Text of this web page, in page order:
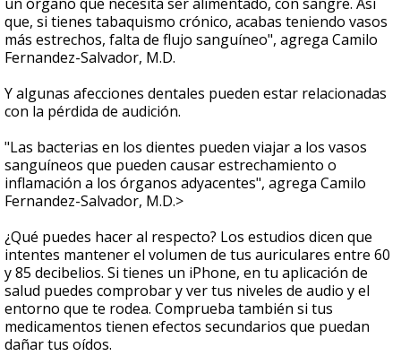
que, si tienes tabaquismo crónico, acabas teniendo vasos
más estrechos, falta de flujo sanguíneo", agrega Camilo
Fernandez-Salvador, M.D.
Y algunas afecciones dentales pueden estar relacionadas
con la pérdida de audición.
"Las bacterias en los dientes pueden viajar a los vasos
sanguíneos que pueden causar estrechamiento o
inflamación a los órganos adyacentes", agrega Camilo
Fernandez-Salvador, M.D.>
¿Qué puedes hacer al respecto? Los estudios dicen que
intentes mantener el volumen de tus auriculares entre 60
y 85 decibelios. Si tienes un iPhone, en tu aplicación de
salud puedes comprobar y ver tus niveles de audio y el
entorno que te rodea. Comprueba también si tus
medicamentos tienen efectos secundarios que puedan
dañar tus oídos.